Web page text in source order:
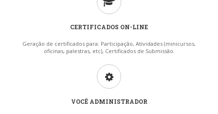
CERTIFICADOS ON-LINE
Geração de certificados para: Participação, Atividades (minicursos,
oficinas, palestras, etc), Certificados de Submissão.
VOCÊ ADMINISTRADOR